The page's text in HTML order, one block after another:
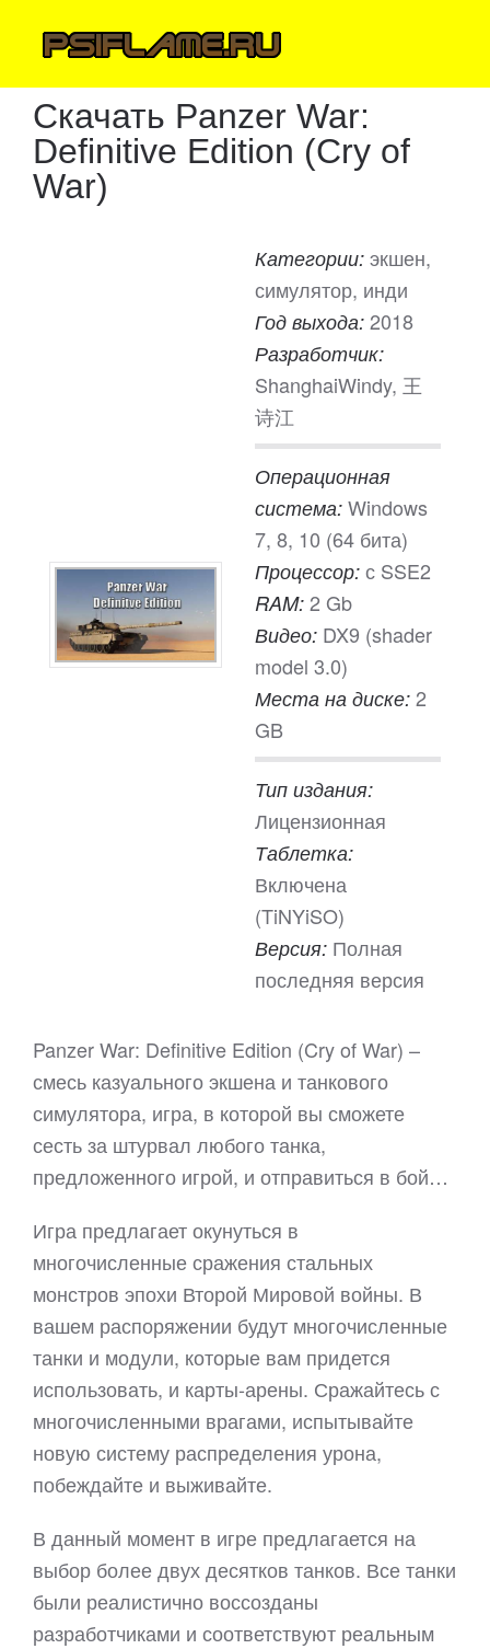
Скачать Panzer War:
Definitive Edition (Cry of
War)
Категории: экшен,
симулятор, инди
Год выхода: 2018
Разработчик:
ShanghaiWindy, 王
诗江
Операционная
система: Windows
7, 8, 10 (64 бита)
Процессор: с SSE2
RAM: 2 Gb
Видео: DX9 (shader
model 3.0)
Места на диске: 2
GB
Тип издания:
Лицензионная
Таблетка:
Включена
(TiNYiSO)
Версия: Полная
последняя версия
Panzer War: Definitive Edition (Cry of War) –
смесь казуального экшена и танкового
симулятора, игра, в которой вы сможете
сесть за штурвал любого танка,
предложенного игрой, и отправиться в бой…
Игра предлагает окунуться в
многочисленные сражения стальных
монстров эпохи Второй Мировой войны. В
вашем распоряжении будут многочисленные
танки и модули, которые вам придется
использовать, и карты-арены. Сражайтесь с
многочисленными врагами, испытывайте
новую систему распределения урона,
побеждайте и выживайте.
В данный момент в игре предлагается на
выбор более двух десятков танков. Все танки
были реалистично воссозданы
разработчиками и соответствуют реальным